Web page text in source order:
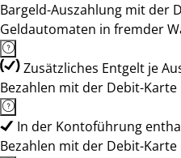
Bargeld-Auszahlung mit der
Geldautomaten in fremder
Zusätzliches Entgelt je
Bezahlen mit der Debit-Karte
In der Kontoführung
Bezahlen mit der Debit-